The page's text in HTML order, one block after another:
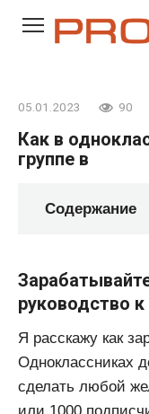
05.01.2023 90
Как в
группе в
Содержание
руководство
Я расскажу как
Одноклассниках
сделать любой